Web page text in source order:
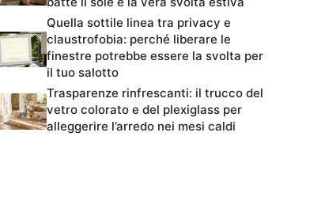
Quella sottile linea tra privacy e
claustrofobia: perché liberare le
finestre potrebbe essere la svolta per
il tuo salotto
Trasparenze rinfrescanti: il trucco del
vetro colorato e del plexiglass per
alleggerire l’arredo nei mesi caldi